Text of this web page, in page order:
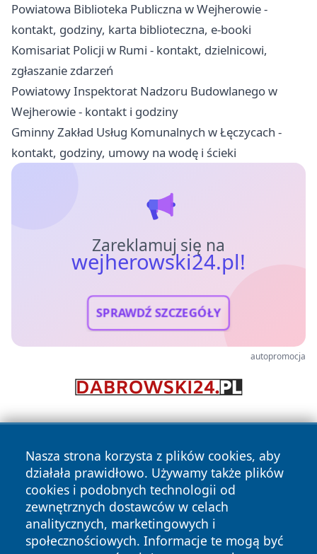
Powiatowa Biblioteka Publiczna w Wejherowie -
kontakt, godziny, karta biblioteczna, e-booki
Komisariat Policji w Rumi - kontakt, dzielnicowi,
zgłaszanie zdarzeń
Powiatowy Inspektorat Nadzoru Budowlanego w
Wejherowie - kontakt i godziny
Gminny Zakład Usług Komunalnych w Łęczycach -
kontakt, godziny, umowy na wodę i ścieki
Zareklamuj się na
wejherowski24.pl!
SPRAWDŹ SZCZEGÓŁY
autopromocja
Nasza strona korzysta z plików cookies, aby
działała prawidłowo. Używamy także plików
cookies i podobnych technologii od
zewnętrznych dostawców w celach
analitycznych, marketingowych i
społecznościowych. Informacje te mogą być
Copyright © 2026 wejherowski24.pl Wszystkie prawa
zastrzeżone.